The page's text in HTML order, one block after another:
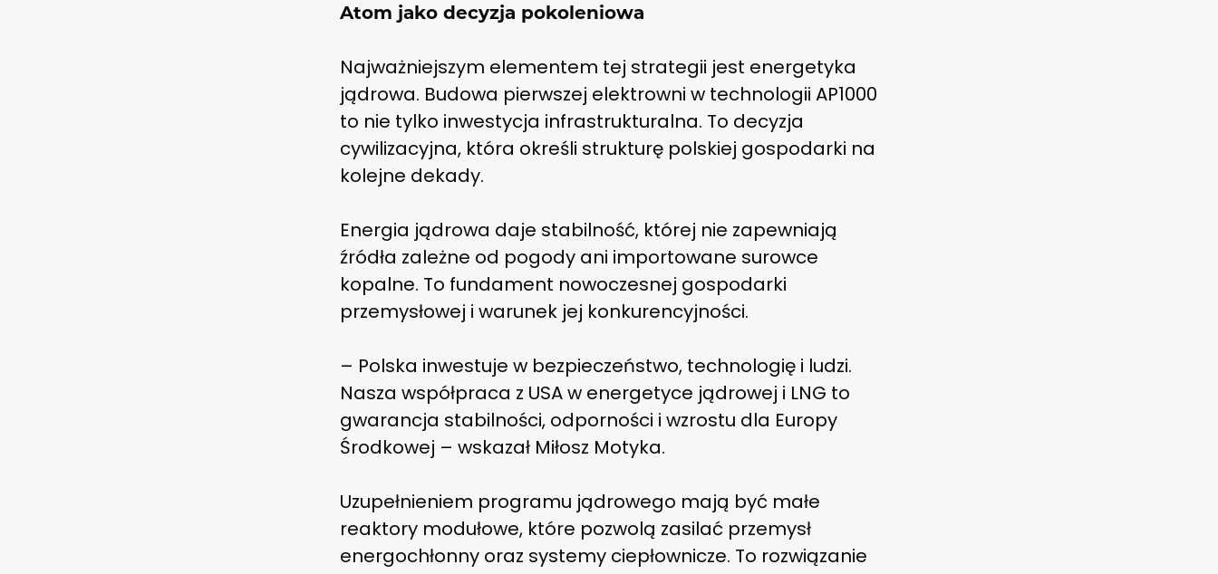
Atom jako decyzja pokoleniowa
Najważniejszym elementem tej strategii jest energetyka
jądrowa. Budowa pierwszej elektrowni w technologii AP1000
to nie tylko inwestycja infrastrukturalna. To decyzja
cywilizacyjna, która określi strukturę polskiej gospodarki na
kolejne dekady.
Energia jądrowa daje stabilność, której nie zapewniają
źródła zależne od pogody ani importowane surowce
kopalne. To fundament nowoczesnej gospodarki
przemysłowej i warunek jej konkurencyjności.
– Polska inwestuje w bezpieczeństwo, technologię i ludzi.
Nasza współpraca z USA w energetyce jądrowej i LNG to
gwarancja stabilności, odporności i wzrostu dla Europy
Środkowej – wskazał Miłosz Motyka.
Uzupełnieniem programu jądrowego mają być małe
reaktory modułowe, które pozwolą zasilać przemysł
energochłonny oraz systemy ciepłownicze. To rozwiązanie